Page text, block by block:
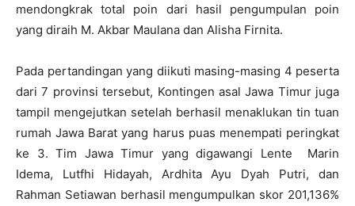
mendongkrak total poin dari hasil pengumpulan poin
yang diraih M. Akbar Maulana dan Alisha Firnita.
Pada pertandingan yang diikuti masing-masing 4 peserta
dari 7 provinsi tersebut, Kontingen asal Jawa Timur juga
tampil mengejutkan setelah berhasil menaklukan tin tuan
rumah Jawa Barat yang harus puas menempati peringkat
ke 3. Tim Jawa Timur yang digawangi Lente Marin
Idema, Lutfhi Hidayah, Ardhita Ayu Dyah Putri, dan
Rahman Setiawan berhasil mengumpulkan skor 201,136%